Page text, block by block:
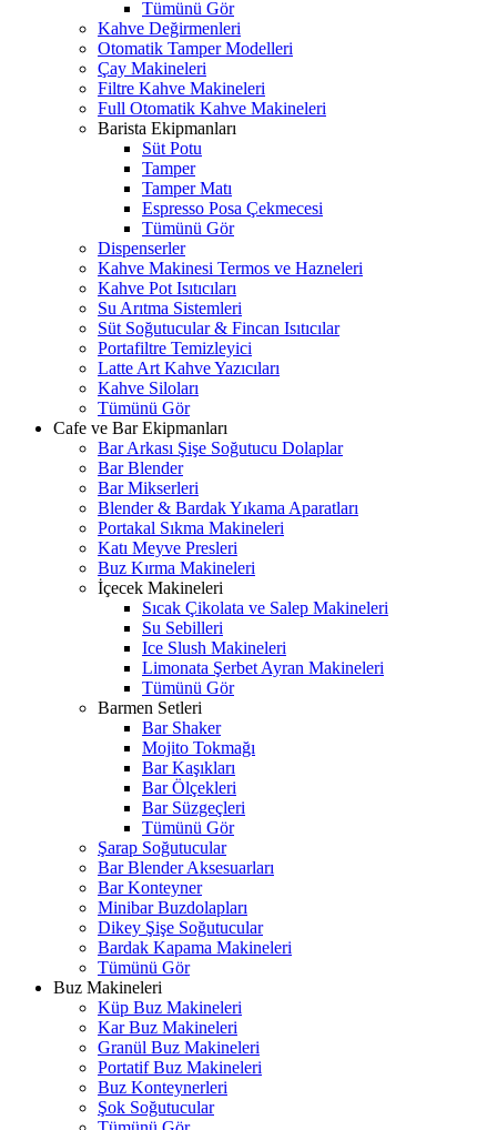
Tümünü Gör
Kahve Değirmenleri
Otomatik Tamper Modelleri
Çay Makineleri
Filtre Kahve Makineleri
Full Otomatik Kahve Makineleri
Barista Ekipmanları
Süt Potu
Tamper
Tamper Matı
Espresso Posa Çekmecesi
Tümünü Gör
Dispenserler
Kahve Makinesi Termos ve Hazneleri
Kahve Pot Isıtıcıları
Su Arıtma Sistemleri
Süt Soğutucular & Fincan Isıtıcılar
Portafiltre Temizleyici
Latte Art Kahve Yazıcıları
Kahve Siloları
Tümünü Gör
Cafe ve Bar Ekipmanları
Bar Arkası Şişe Soğutucu Dolaplar
Bar Blender
Bar Mikserleri
Blender & Bardak Yıkama Aparatları
Portakal Sıkma Makineleri
Katı Meyve Presleri
Buz Kırma Makineleri
İçecek Makineleri
Sıcak Çikolata ve Salep Makineleri
Su Sebilleri
Ice Slush Makineleri
Limonata Şerbet Ayran Makineleri
Tümünü Gör
Barmen Setleri
Bar Shaker
Mojito Tokmağı
Bar Kaşıkları
Bar Ölçekleri
Bar Süzgeçleri
Tümünü Gör
Şarap Soğutucular
Bar Blender Aksesuarları
Bar Konteyner
Minibar Buzdolapları
Dikey Şişe Soğutucular
Bardak Kapama Makineleri
Tümünü Gör
Buz Makineleri
Küp Buz Makineleri
Kar Buz Makineleri
Granül Buz Makineleri
Portatif Buz Makineleri
Buz Konteynerleri
Şok Soğutucular